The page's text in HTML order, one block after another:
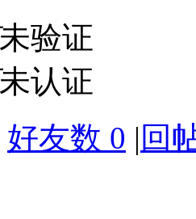
未验证
未认证
好友数 0 | 回